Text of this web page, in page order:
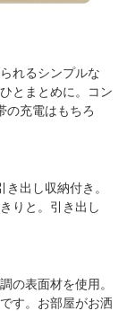
れるシンプルな
とまとめに。コン
の充電はもちろ
出し収納付き。
りと。引き出し
の表面材を使用。
す。お部屋がお洒